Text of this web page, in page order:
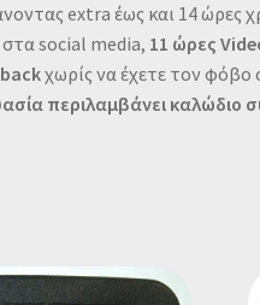
extra έως και 14 ώρες
social media, 11 ώρες
χωρίς να έχετε τον φόβο
περιλαμβάνει καλώδιο